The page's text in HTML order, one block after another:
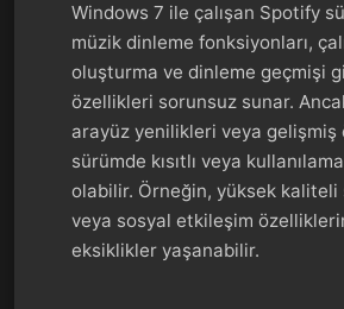
Windows 7 ile çalışan Spotify
müzik dinleme fonksiyonları,
oluşturma ve dinleme geçmişi
özellikleri sorunsuz sunar.
arayüz yenilikleri veya gelişmiş
sürümde kısıtlı veya
olabilir. Örneğin, yüksek kaliteli
veya sosyal etkileşim
eksiklikler yaşanabilir.